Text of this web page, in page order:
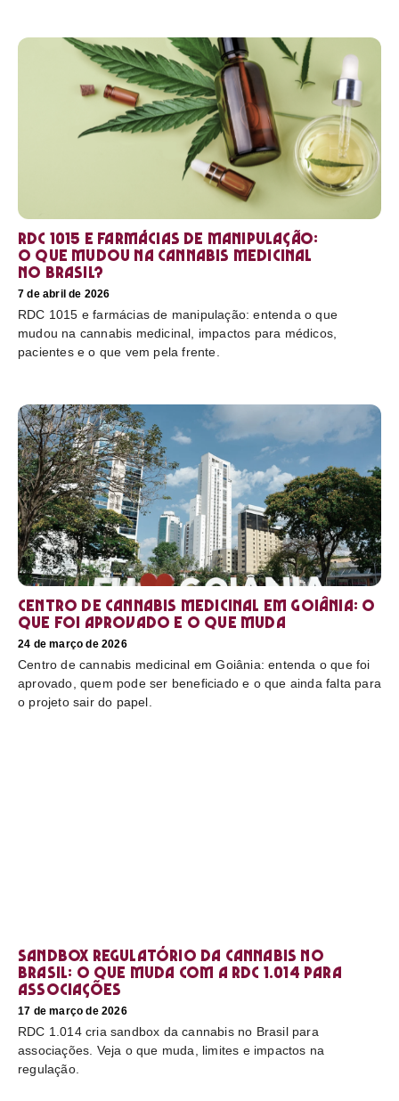
RDC 1015 e farmácias de manipulação:
o que mudou na cannabis medicinal
no Brasil?
7 de abril de 2026
RDC 1015 e farmácias de manipulação: entenda o que
mudou na cannabis medicinal, impactos para médicos,
pacientes e o que vem pela frente.
Centro de cannabis medicinal em Goiânia: o
que foi aprovado e o que muda
24 de março de 2026
Centro de cannabis medicinal em Goiânia: entenda o que foi
aprovado, quem pode ser beneficiado e o que ainda falta para
o projeto sair do papel.
Sandbox regulatório da cannabis no
Brasil: o que muda com a RDC 1.014 para
associações
17 de março de 2026
RDC 1.014 cria sandbox da cannabis no Brasil para
associações. Veja o que muda, limites e impactos na
regulação.